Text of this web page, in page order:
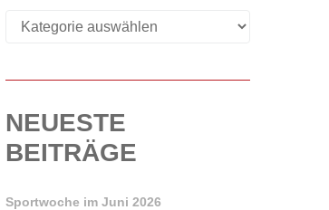
NEUESTE
BEITRÄGE
Sportwoche im Juni 2026